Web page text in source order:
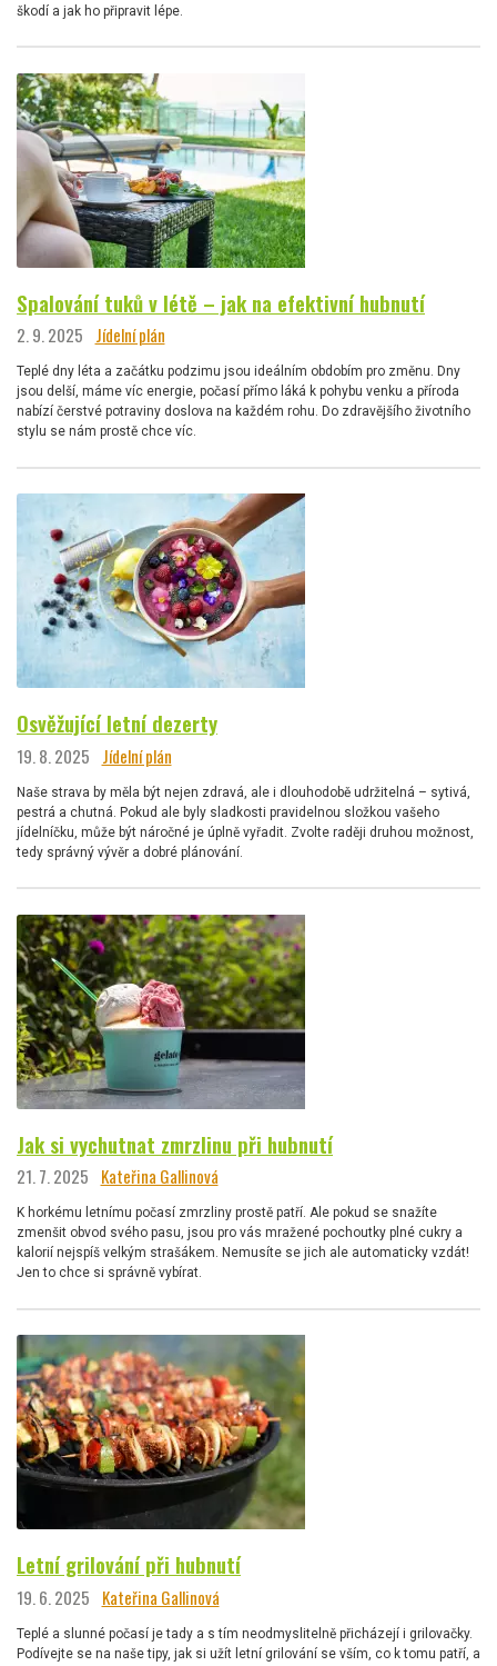
škodí a jak ho připravit lépe.
Spalování tuků v létě – jak na efektivní hubnutí
2. 9. 2025 Jídelní plán
Teplé dny léta a začátku podzimu jsou ideálním obdobím pro změnu. Dny
jsou delší, máme víc energie, počasí přímo láká k pohybu venku a příroda
nabízí čerstvé potraviny doslova na každém rohu. Do zdravějšího životního
stylu se nám prostě chce víc.
Osvěžující letní dezerty
19. 8. 2025 Jídelní plán
Naše strava by měla být nejen zdravá, ale i dlouhodobě udržitelná – sytivá,
pestrá a chutná. Pokud ale byly sladkosti pravidelnou složkou vašeho
jídelníčku, může být náročné je úplně vyřadit. Zvolte raději druhou možnost,
tedy správný vývěr a dobré plánování.
Jak si vychutnat zmrzlinu při hubnutí
21. 7. 2025 Kateřina Gallinová
K horkému letnímu počasí zmrzliny prostě patří. Ale pokud se snažíte
zmenšit obvod svého pasu, jsou pro vás mražené pochoutky plné cukry a
kalorií nejspíš velkým strašákem. Nemusíte se jich ale automaticky vzdát!
Jen to chce si správně vybírat.
Letní grilování při hubnutí
19. 6. 2025 Kateřina Gallinová
Teplé a slunné počasí je tady a s tím neodmyslitelně přicházejí i grilovačky.
Podívejte se na naše tipy, jak si užít letní grilování se vším, co k tomu patří, a